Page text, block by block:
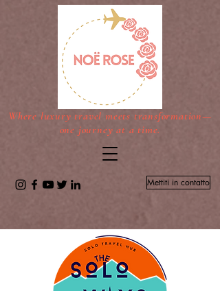
Where luxury travel meets transformation—
one journey at a time.
Mettiti in contatto